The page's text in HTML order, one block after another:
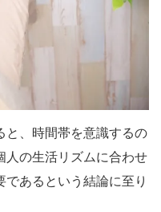
と、時間帯を意識するの
人の生活リズムに合わせ
あるという結論に至り